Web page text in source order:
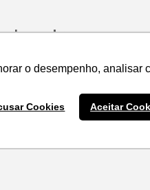
o desempenho,
Cookies Aceitar
o desempenho,
Cookies Aceitar